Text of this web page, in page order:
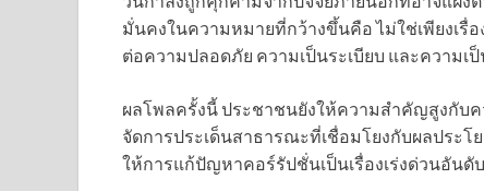
มั่นคงในความหมายที่กว้างขึ้นคือ ไม่ใช่เพียงเ
ต่อความปลอดภัย ความเป็นระเบียบ และความ
ผลโพลครั้งนี้ ประชาชนยังให้ความสำคัญสูงกับ
จัดการประเด็นสาธารณะที่เชื่อมโยงกับผลประ
ให้การแก้ปัญหาคอร์รัปชั่นเป็นเรื่องเร่งด่วนอันดั